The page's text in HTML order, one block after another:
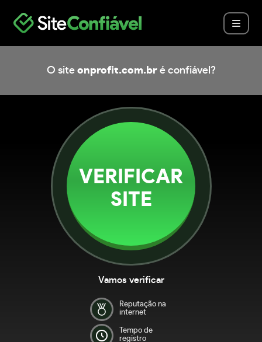
O site onprofit.com.bré confiável?
VERIFICAR
SITE
Vamos verificar
Reputação na
internet
Tempo de
registro